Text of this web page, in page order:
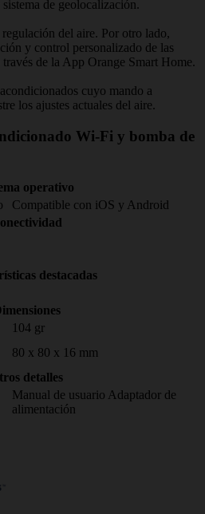
de geolocalización.
del aire. Por otro lado,
y control personalizado de las
de la App Orange Smart Home.
cuyo mando a
los ajustes actuales del aire.
Wi-Fi y bomba de
operativo
Compatible con iOS y Android
destacadas
104 gr
80 x 80 x 16 mm
detalles
Manual de usuario Adaptador de
alimentación